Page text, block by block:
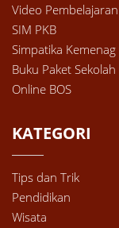
Video
SIM PKB
Simpatika Kemenag
Buku Paket Sekolah
Online BOS
KATEGORI
Tips dan Trik
Pendidikan
Wisata